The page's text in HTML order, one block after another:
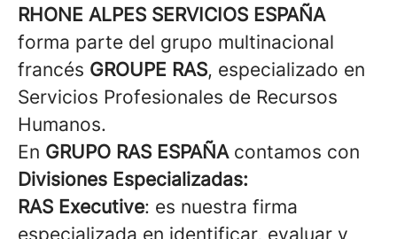
RHONE ALPES SERVICIOS ESPAÑA
forma parte del grupo multinacional
francés GROUPE RAS, especializado en
Servicios Profesionales de Recursos
Humanos.
En GRUPO RAS ESPAÑAcontamos con
Divisiones Especializadas:
RAS Executive: es nuestra firma
especializada en identificar, evaluar y